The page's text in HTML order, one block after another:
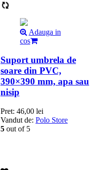
Adauga in
cos
Suport umbrela de
soare din PVC,
390×390 mm, apa sau
nisip
Pret: 46,00 lei
Vandut de: Polo Store
5out of 5